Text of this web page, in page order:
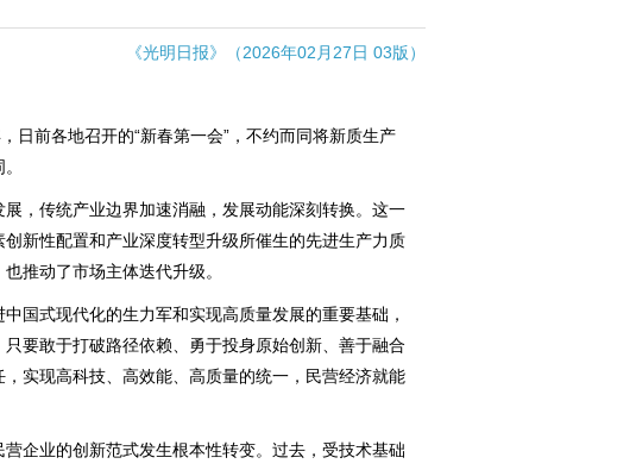
《光明日报》（2026年02月27日 03版）
前各地召开的“新春第一会”，不约而同将新质生产
传统产业边界加速消融，发展动能深刻转换。这一
新性配置和产业深度转型升级所催生的先进生产力质
推动了市场主体迭代升级。
式现代化的生力军和实现高质量发展的重要基础，
要敢于打破路径依赖、勇于投身原始创新、善于融合
实现高科技、高效能、高质量的统一，民营经济就能
业的创新范式发生根本性转变。过去，受技术基础